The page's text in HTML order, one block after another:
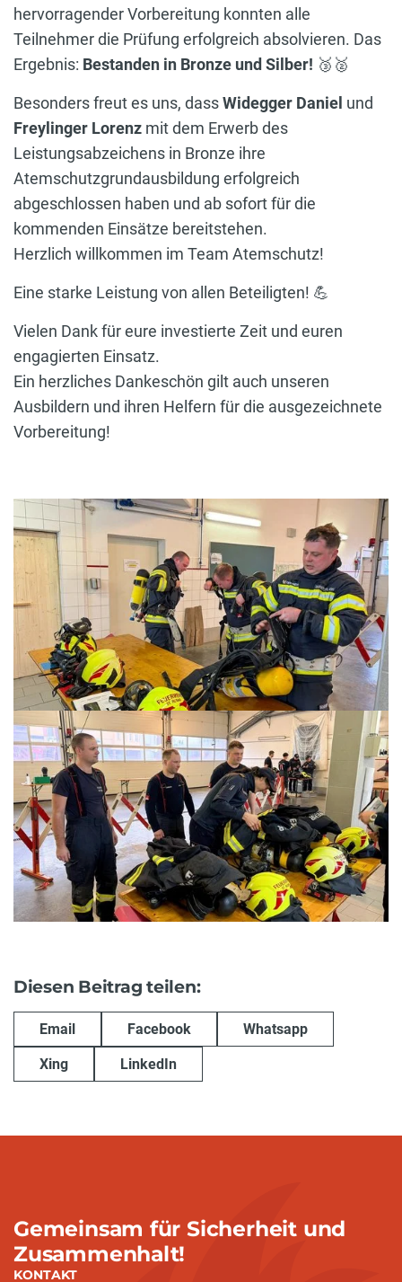
hervorragender Vorbereitung konnten alle
Teilnehmer die Prüfung erfolgreich absolvieren. Das
Ergebnis: Bestanden in Bronze und Silber! 🥉🥈
Besonders freut es uns, dassWidegger Daniel und
Freylinger Lorenz mit dem Erwerb des
Leistungsabzeichens in Bronze ihre
Atemschutzgrundausbildung erfolgreich
abgeschlossen haben und ab sofort für die
kommenden Einsätze bereitstehen.
Herzlich willkommen im Team Atemschutz!
Eine starke Leistung von allen Beteiligten! 💪
Vielen Dank für eure investierte Zeit und euren
engagierten Einsatz.
Ein herzliches Dankeschön gilt auch unseren
Ausbildern und ihren Helfern für die ausgezeichnete
Vorbereitung!
Diesen Beitrag teilen:
Email Facebook Whatsapp
Xing LinkedIn
Gemeinsam für Sicherheit und
Zusammenhalt!
KONTAKT